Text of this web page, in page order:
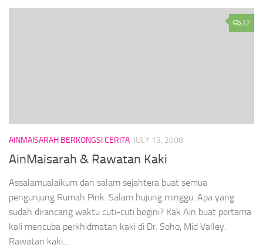
22
AINMAISARAH BERKONGSI CERITA JULY 13, 2008
AinMaisarah & Rawatan Kaki
Assalamualaikum dan salam sejahtera buat semua
pengunjung Rumah Pink. Salam hujung minggu. Apa yang
sudah dirancang waktu cuti-cuti begini? Kak Ain buat pertama
kali mencuba perkhidmatan kaki di Dr. Soho, Mid Valley.
Rawatan kaki...